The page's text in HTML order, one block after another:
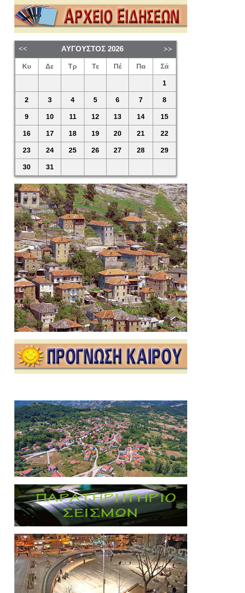
ΑΎΓΟΥΣΤΟΣ 2026
Κυ Δε Τρ Τε Πέ Πα Σά
1
2 3 4 5 6 7 8
9 10 11 12 13 14 15
16 17 18 19 20 21 22
23 24 25 26 27 28 29
30 31